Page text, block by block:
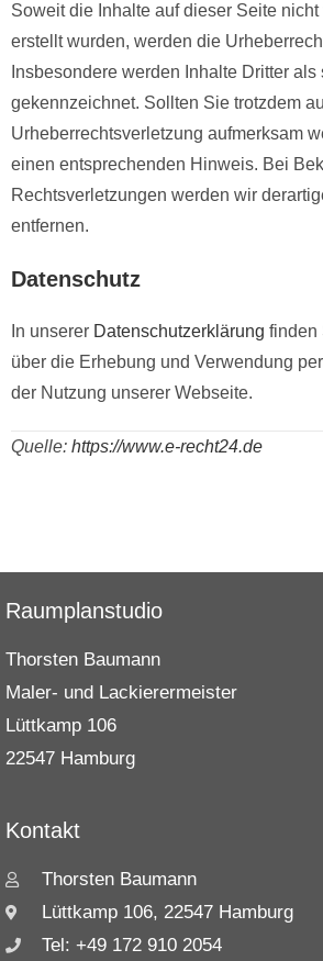
Soweit die Inhalte auf dieser Seite
erstellt wurden, werden die
Insbesondere werden Inhalte Dritter als
gekennzeichnet. Sollten Sie trotzdem
Urheberrechtsverletzung aufmerksam
einen entsprechenden Hinweis. Bei
Rechtsverletzungen werden wir
entfernen.
Datenschutz
In unserer Datenschutzerklärung finden
über die Erhebung und Verwendung
der Nutzung unserer Webseite.
Quelle: https://www.e-recht24.de
Raumplanstudio
Thorsten Baumann
Maler- und Lackierermeister
Lüttkamp 106
22547 Hamburg
Kontakt
Thorsten Baumann
Lüttkamp 106, 22547 Hamburg
Tel: +49 172 910 2054